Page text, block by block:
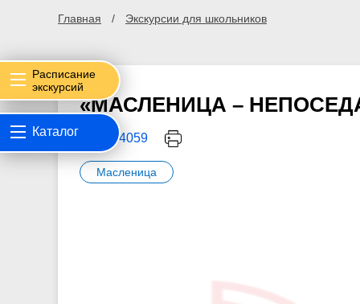
Главная Экскурсии для школьников
Расписание
экскурсий
Каталог
«МАСЛЕНИЦА –
КОД: 14059
Масленица